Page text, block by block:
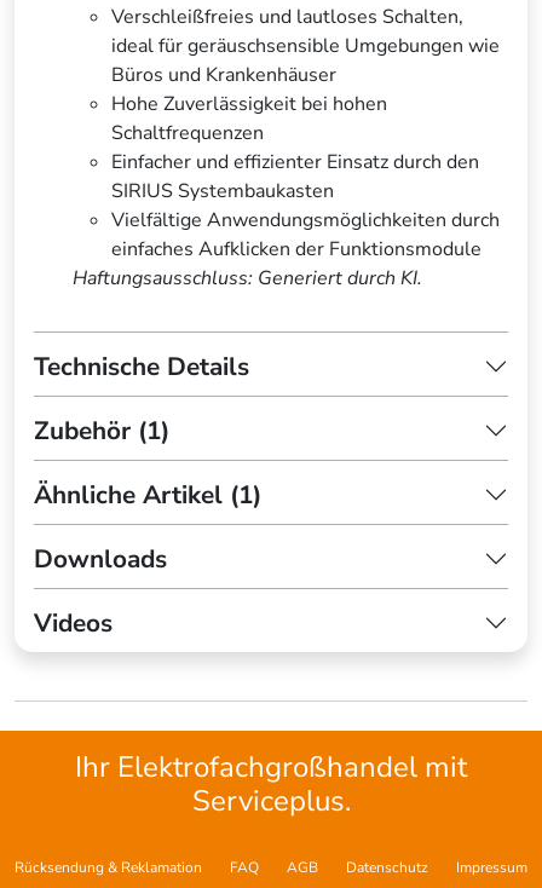
Verschleißfreies und lautloses Schalten,
ideal für geräuschsensible Umgebungen wie
Büros und Krankenhäuser
Hohe Zuverlässigkeit bei hohen
Schaltfrequenzen
Einfacher und effizienter Einsatz durch den
SIRIUS Systembaukasten
Vielfältige Anwendungsmöglichkeiten durch
einfaches Aufklicken der Funktionsmodule
Haftungsausschluss: Generiert durch KI.
Technische Details
Zubehör (1)
Ähnliche Artikel (1)
Downloads
Videos
Ihr Elektrofachgroßhandel mit
Serviceplus.
Rücksendung & Reklamation FAQ AGB Datenschutz Impressum